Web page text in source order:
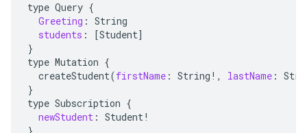
type Query {
Greeting : String
students : [Student]
}
type Mutation {
createStudent(firstName : String ! , lastName :
}
type Subscription {
newStudent : Student!